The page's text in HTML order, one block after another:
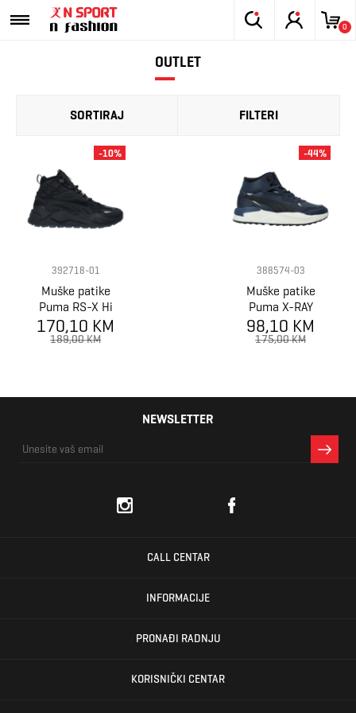
0
OUTLET
SORTIRAJ FILTERI
392718-01
Muške patike
Puma RS-X Hi
170,10 KM
189,00 KM
-10%
388574-03
Muške patike
Puma X-RAY
SPEED MID WTR
L
98,10 KM
175,00 KM
-44%
NEWSLETTER
CALL CENTAR
INFORMACIJE
PRONAĐI RADNJU
KORISNIČKI CENTAR